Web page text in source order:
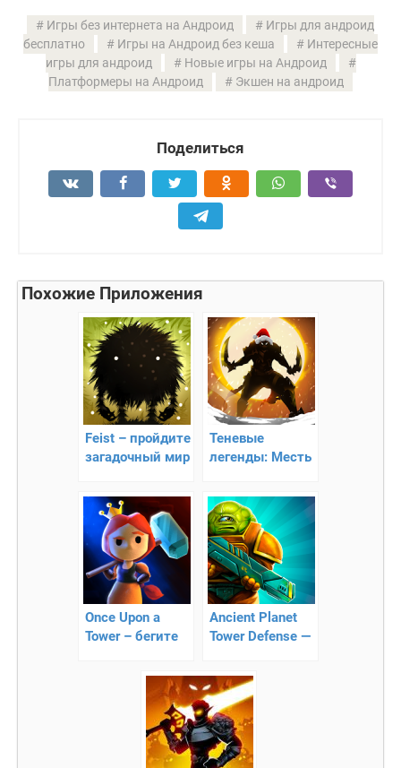
Игры без интернета на Андроид
Игры для андроид
бесплатно
Игры на Андроид без кеша
Интересные
игры для андроид
Новые игры на Андроид
Платформеры на Андроид
Экшен на андроид
Поделиться
Похожие Приложения
Feist – пройдите
загадочный мир
Теневые
легенды: Месть
Game RPG
Once Upon a
Tower – бегите
Ancient Planet
Tower Defense —